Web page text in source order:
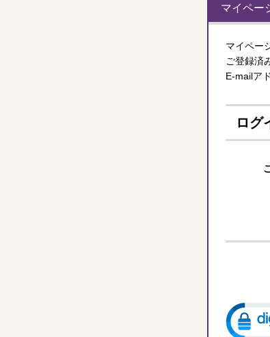
マイペー
マイペー
ご登録済
E-mailア
ログ